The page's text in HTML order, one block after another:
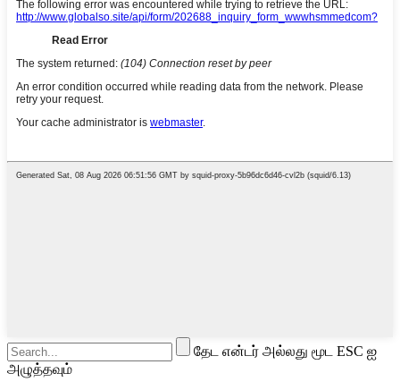
தேட என்டர் அல்லது மூட ESC ஐ
அழுத்தவும்